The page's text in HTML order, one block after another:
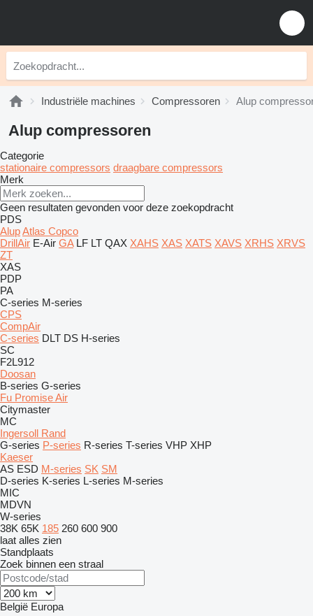
Industriële machines Compressoren Alup
Alup compressoren
Categorie
stationaire compressors draagbare compressors
Merk
Geen resultaten gevonden voor deze zoekopdracht
PDS
AlupAtlas Copco
DrillAir E-Air GA LF LT QAX XAHS XAS XATS XAVS XRHS XRVS
ZT
XAS
PDP
PA
C-series M-series
CPS
CompAir
C-series DLT DS H-series
SC
F2L912
Doosan
B-series G-series
Fu Promise Air
Citymaster
MC
Ingersoll Rand
G-series P-series R-series T-series VHP XHP
Kaeser
AS ESD M-series SK SM
D-series K-series L-series M-series
MIC
MDVN
W-series
38K 65K 185 260 600 900
laat alles zien
Standplaats
Zoek binnen een straal
België Europa